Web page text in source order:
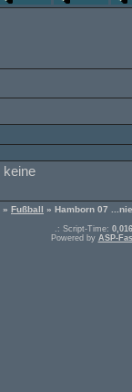
keine
» Fußball » Hamborn 07
.: Script-Time: 0,016
Powered by ASP-